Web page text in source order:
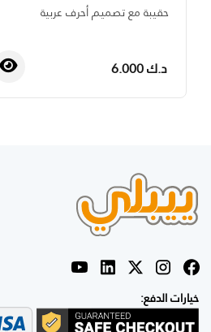
حقيبة مع تصميم أحرف عربية
د.ك 6.000
خيارات الدفع: